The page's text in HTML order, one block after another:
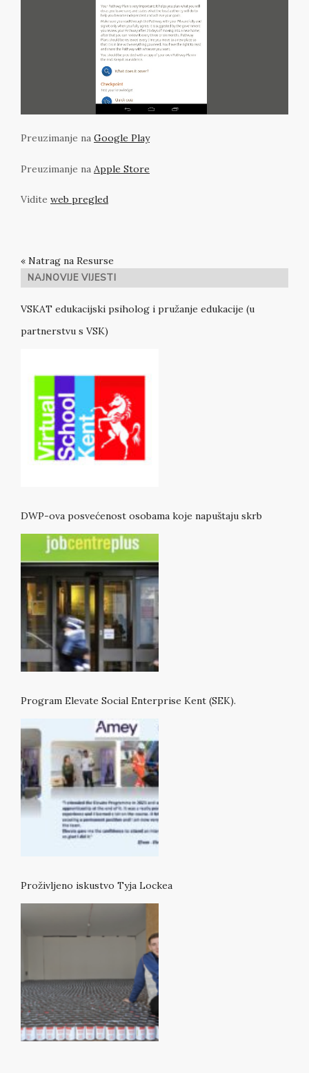
Preuzimanje na Google Play
Preuzimanje na Apple Store
Vidite web pregled
« Natrag na Resurse
NAJNOVIJE VIJESTI
VSKAT edukacijski psiholog i pružanje edukacije (u
partnerstvu s VSK)
DWP-ova posvećenost osobama koje napuštaju skrb
Program Elevate Social Enterprise Kent (SEK).
Proživljeno iskustvo Tyja Lockea